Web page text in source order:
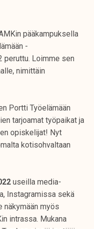
pääkampuksella
-
peruttu. Loimme sen
nimittäin
Portti Työelämään
tarjoamat työpaikat ja
opiskelijat! Nyt
kotisohvaltaan
useilla media-
Instagramissa sekä
näkymään myös
intrassa. Mukana